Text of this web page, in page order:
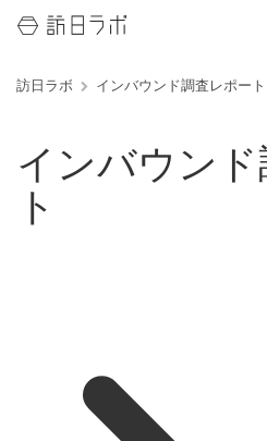
訪日ラボ インバウンド調査レポー
インバウン
ト